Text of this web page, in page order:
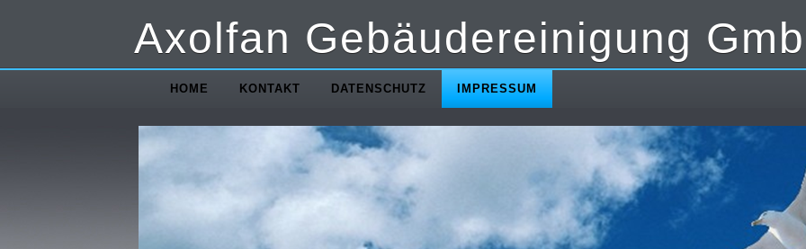
Axolfan Gebäudereinigung
HOME KONTAKT DATENSCHUTZ IMPRESSUM